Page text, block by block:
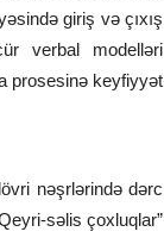
giriş və çıxış
verbal modelləri
prosesinə keyfiyyət
nəşrlərində dərc
səlis çoxluqlar”